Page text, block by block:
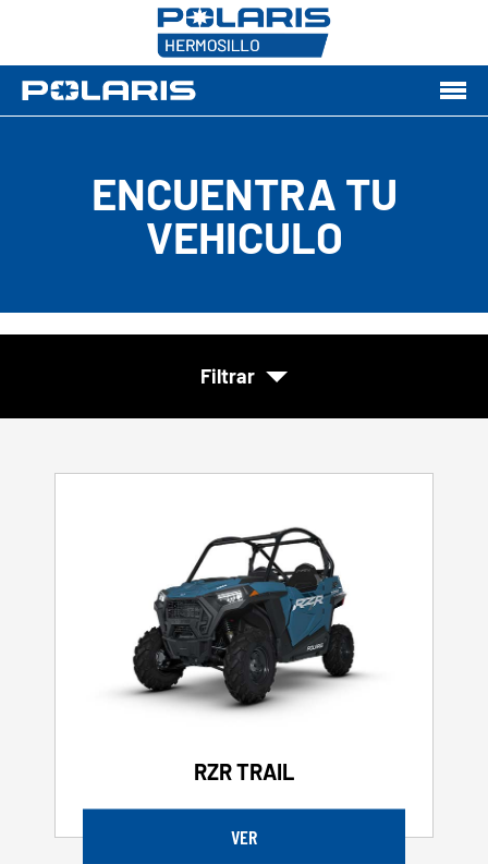
ENCUENTRA TU
VEHICULO
Filtrar
RZR TRAIL
VER